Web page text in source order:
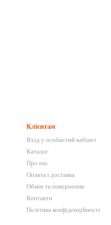
Клієнтам
Вхід у особистий кабінет
Каталог
Про нас
Оплата і доставка
Обмін та повернення
Контакти
Політика конфіденційності